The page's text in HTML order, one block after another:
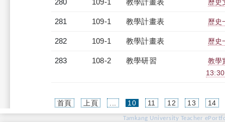
280 109-1 教學計畫表 歷史
281 109-1 教學計畫表 歷史
282 109-1 教學計畫表 歷史
283 108-2 教學研習
教學
首頁 上頁 10(current)
11 12 13 14
Tamkang University Teacher